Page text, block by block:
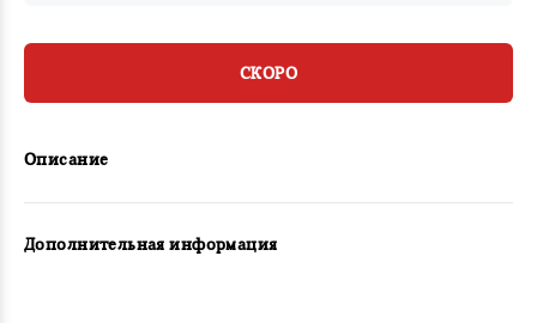
СКОРО
Описание
Дополнительная информация